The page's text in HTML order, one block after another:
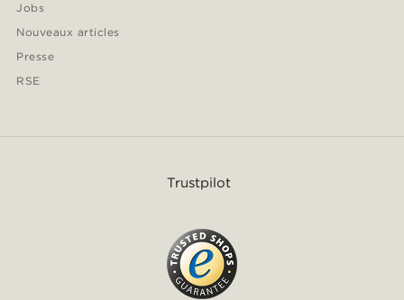
Jobs
Nouveaux articles
Presse
RSE
Trustpilot